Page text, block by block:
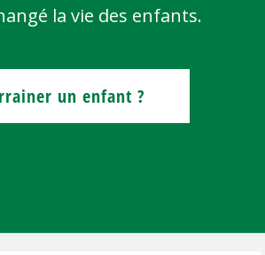
la vie des enfants.
un enfant ?